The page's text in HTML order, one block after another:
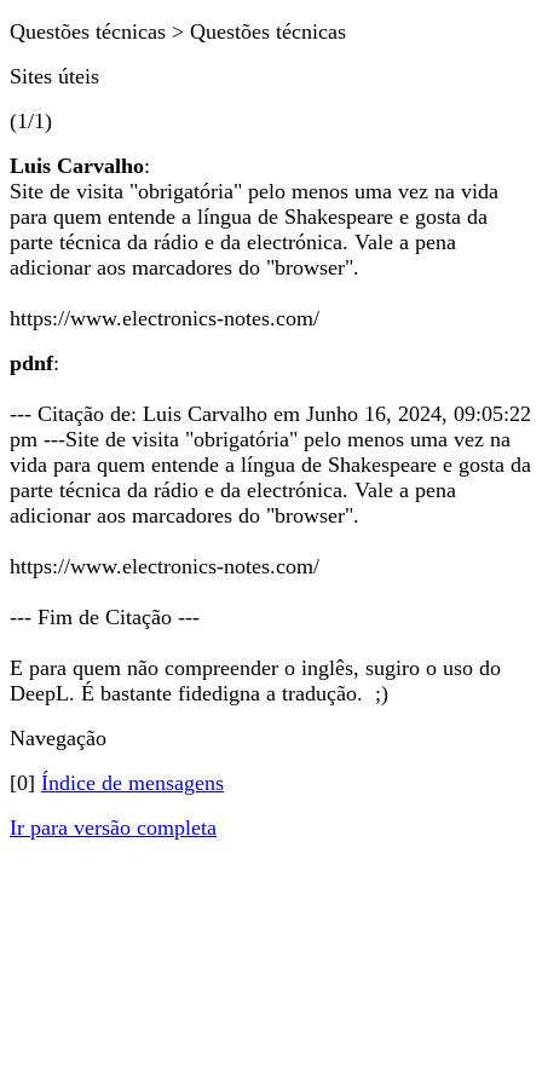
Questões técnicas > Questões técnicas
Sites úteis
(1/1)
Luis Carvalho:
Site de visita "obrigatória" pelo menos uma vez na vida
para quem entende a língua de Shakespeare e gosta da
parte técnica da rádio e da electrónica. Vale a pena
adicionar aos marcadores do "browser".
https://www.electronics-notes.com/
pdnf:
--- Citação de: Luis Carvalho em Junho 16, 2024, 09:05:22
pm ---Site de visita "obrigatória" pelo menos uma vez na
vida para quem entende a língua de Shakespeare e gosta da
parte técnica da rádio e da electrónica. Vale a pena
adicionar aos marcadores do "browser".
https://www.electronics-notes.com/
--- Fim de Citação ---
E para quem não compreender o inglês, sugiro o uso do
DeepL. É bastante fidedigna a tradução. ;)
Navegação
[0] Índice de mensagens
Ir para versão completa